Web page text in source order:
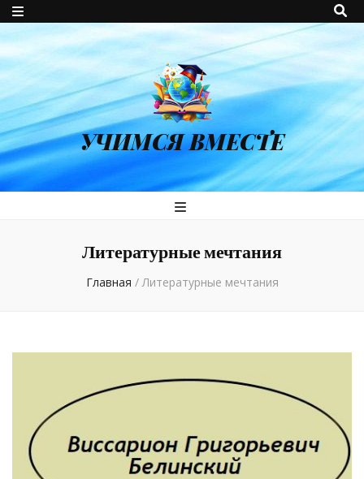
УЧИМСЯ ВМЕСТЕ
Литературные мечтания
Главная / Литературные мечтания